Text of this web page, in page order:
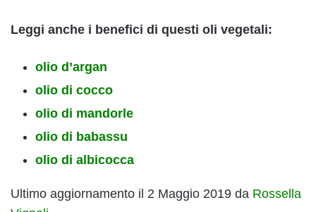
Leggi anche i benefici di questi oli vegetali:
olio d’argan
olio di cocco
olio di mandorle
olio di babassu
olio di albicocca
Ultimo aggiornamento il 2 Maggio 2019 da Rossella